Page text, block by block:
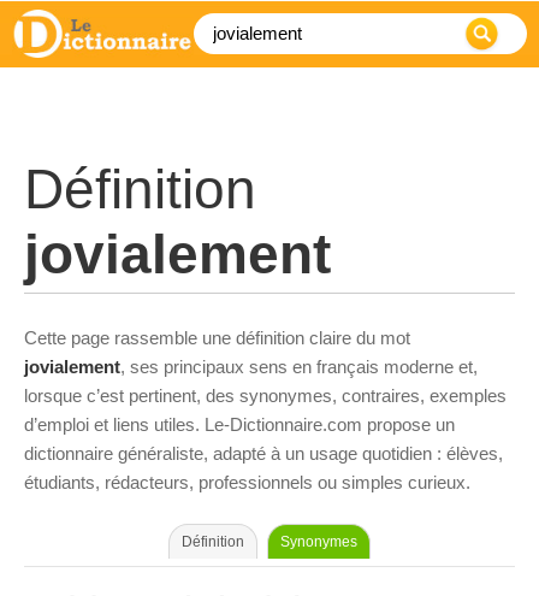
Définition
jovialement
Cette page rassemble une définition claire du mot
jovialement, ses principaux sens en français moderne et,
lorsque c’est pertinent, des synonymes, contraires, exemples
d’emploi et liens utiles. Le-Dictionnaire.com propose un
dictionnaire généraliste, adapté à un usage quotidien : élèves,
étudiants, rédacteurs, professionnels ou simples curieux.
Définition Synonymes